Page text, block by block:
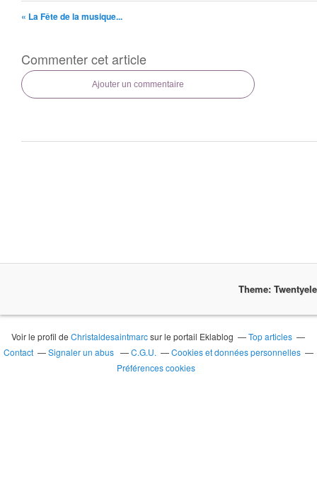
« La Fête de la musique...
Commenter cet article
Ajouter un commentaire
Theme:
Voir le profil deChristaldesaintmarcsur le portail Eklablog
Top articles
Contact
Signaler un abus C.G.U.
Cookies et données personnelles
Préférences cookies